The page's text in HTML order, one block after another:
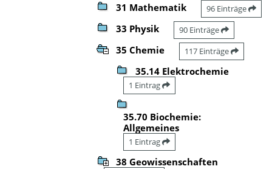
31 Mathematik 96 Einträge
33 Physik 90 Einträge
35 Chemie 117 Einträge
35.14 Elektrochemie
1 Eintrag
35.70 Biochemie:
Allgemeines
1 Eintrag
38 Geowissenschaften